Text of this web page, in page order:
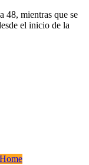
48, mientras que se
el inicio de la